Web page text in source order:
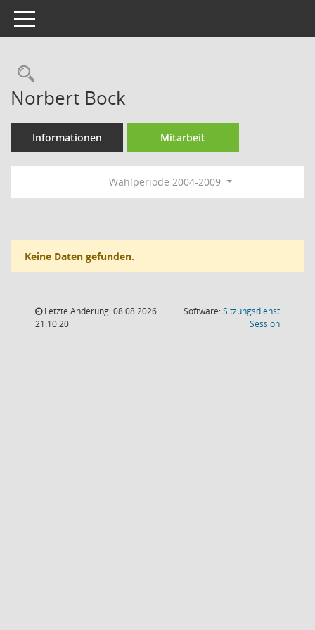
Toggle navigation
Rechercheauswahl
Norbert Bock
Informationen Mitarbeit
Wahlperiode 2004-2009
Keine Daten gefunden.
Letzte Änderung: 08.08.2026
21:10:20
Software:Sitzungsdienst
Session(Wird in